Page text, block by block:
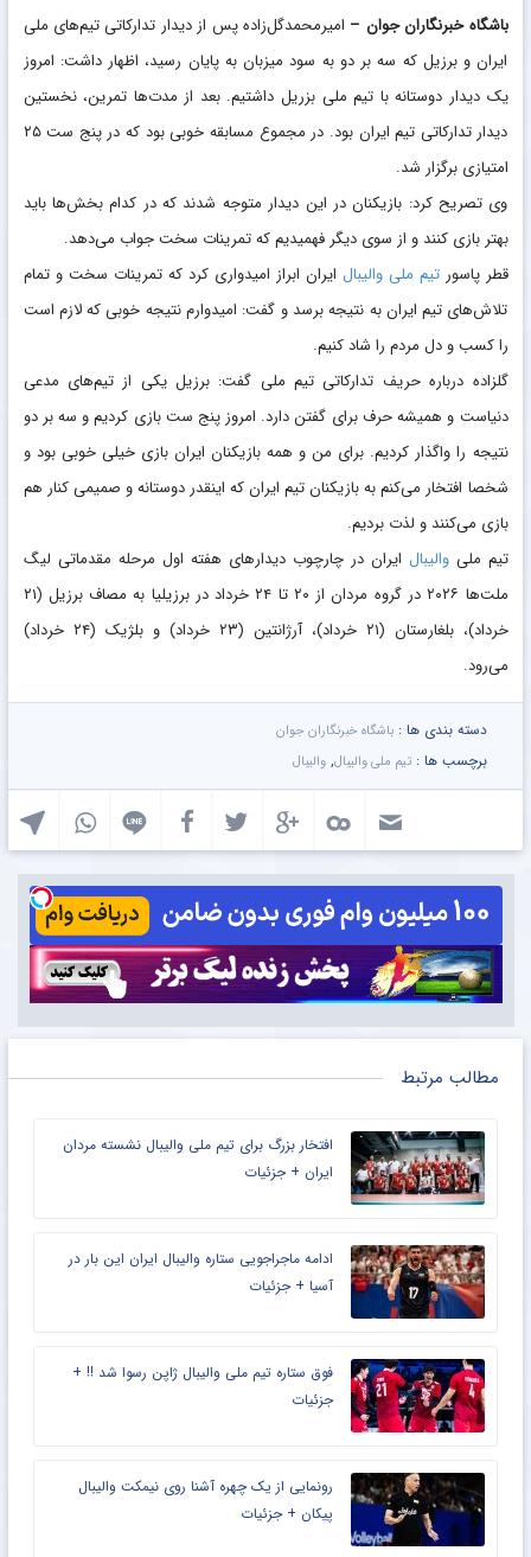
باشگاه خبرنگاران جوان – امیرمحمدگل‌زاده پس از دیدار تدارکاتی تیم‌های ملی
ایران و برزیل که سه بر دو به سود میزبان به پایان رسید، اظهار داشت: امروز
یک دیدار دوستانه با تیم ملی بزریل داشتیم. بعد از مدت‌ها تمرین، نخستین
دیدار تدارکاتی تیم ایران بود. در مجموع مسابقه خوبی بود که در پنج ست ۲۵
امتیازی برگزار شد.
وی تصریح کرد: بازیکنان در این دیدار متوجه شدند که در کدام بخش‌ها باید
بهتر بازی کنند و از سوی دیگر فهمیدیم که تمرینات سخت جواب می‌دهد.
قطر پاسورتیم ملی والیبال ایران ابراز امیدواری کرد که تمرینات سخت و تمام
تلاش‌های تیم ایران به نتیجه برسد و گفت: امیدوارم نتیجه خوبی که لازم است
را کسب و دل مردم را شاد کنیم.
گلزاده درباره حریف تدارکاتی تیم ملی گفت: برزیل یکی از تیم‌های مدعی
دنیاست و همیشه حرف برای گفتن دارد. امروز پنج ست بازی کردیم و سه بر دو
نتیجه را واگذار کردیم. برای من و همه بازیکنان ایران بازی خیلی خوبی بود و
شخصا افتخار می‌کنم به بازیکنان تیم ایران که اینقدر دوستانه و صمیمی کنار هم
بازی می‌کنند و لذت بردیم.
تیم ملیوالیبال ایران در چارچوب دیدار‌های هفته اول مرحله مقدماتی لیگ
ملت‌ها ۲۰۲۶ در گروه مردان از ۲۰ تا ۲۴ خرداد در برزیلیا به مصاف برزیل (۲۱
خرداد)، بلغارستان (۲۱ خرداد)، آرژانتین (۲۳ خرداد) و بلژیک (۲۴ خرداد)
می‌رود.
دسته بندی ها : باشگاه خبرنگاران جوان
برچسب ها : تیم ملی والیبال, والیبال
مطالب مرتبط
افتخار بزرگ برای تیم ملی والیبال نشسته مردان
ایران + جزئیات
ادامه ماجراجویی ستاره والیبال ایران این بار در
آسیا + جزئیات
فوق ستاره تیم ملی والیبال ژاپن رسوا شد !! +
جزئیات
رونمایی از یک چهره آشنا روی نیمکت والیبال
پیکان + جزئیات